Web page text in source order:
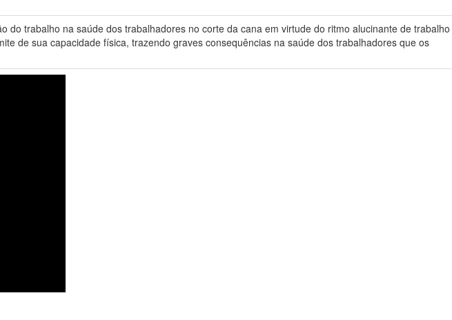
do trabalho na saúde dos trabalhadores no corte da cana em virtude do ritmo alucinante de trabalho
de sua capacidade física, trazendo graves consequências na saúde dos trabalhadores que os